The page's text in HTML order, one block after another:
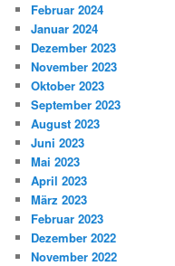
Februar 2024
Januar 2024
Dezember 2023
November 2023
Oktober 2023
September 2023
August 2023
Juni 2023
Mai 2023
April 2023
März 2023
Februar 2023
Dezember 2022
November 2022